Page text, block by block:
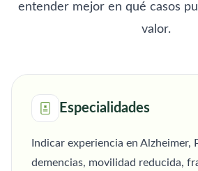
entender mejor en qué casos
valor.
Especialidades
Indicar experiencia en Alzheimer,
demencias, movilidad reducida,